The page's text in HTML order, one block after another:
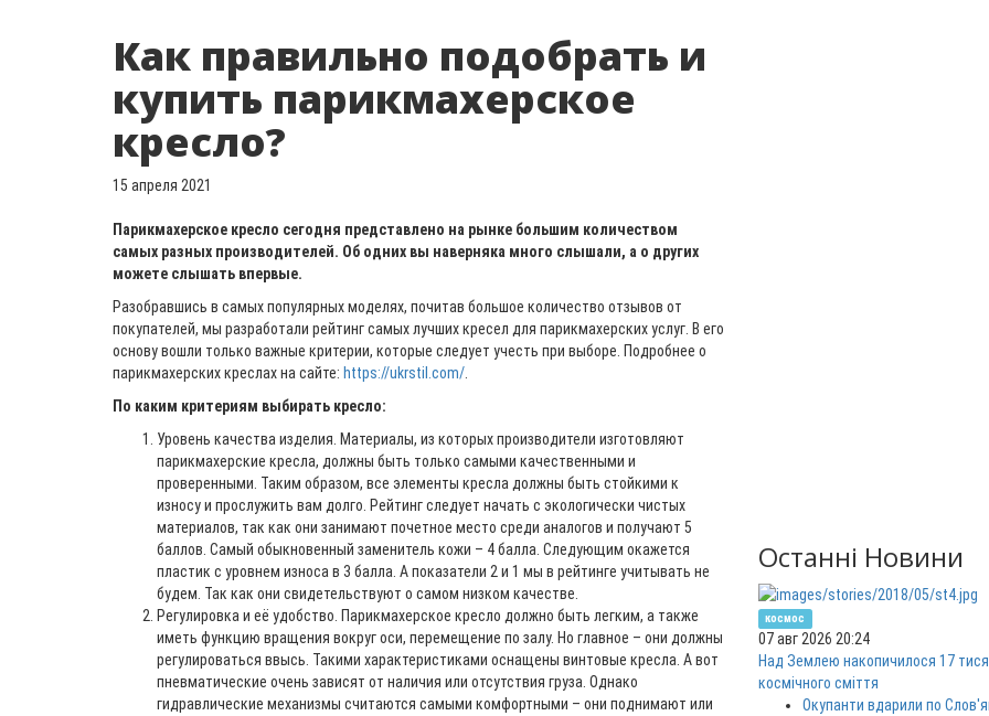
Как правильно подобрать и
купить парикмахерское
кресло?
15 апреля 2021
Парикмахерское кресло сегодня представлено на рынке большим количеством
самых разных производителей. Об одних вы наверняка много слышали, а о других
можете слышать впервые.
Разобравшись в самых популярных моделях, почитав большое количество отзывов от
покупателей, мы разработали рейтинг самых лучших кресел для парикмахерских услуг. В его
основу вошли только важные критерии, которые следует учесть при выборе. Подробнее о
парикмахерских креслах на сайте: https://ukrstil.com/
По каким критериям выбирать кресло:
Уровень качества изделия. Материалы, из которых производители изготовляют
парикмахерские кресла, должны быть только самыми качественными и
проверенными. Таким образом, все элементы кресла должны быть стойкими к
износу и прослужить вам долго. Рейтинг следует начать с экологически чистых
материалов, так как они занимают почетное место среди аналогов и получают 5
баллов. Самый обыкновенный заменитель кожи – 4 балла. Следующим окажется
пластик с уровнем износа в 3 балла. А показатели 2 и 1 мы в рейтинге учитывать не
будем. Так как они свидетельствуют о самом низком качестве.
Регулировка и её удобство. Парикмахерское кресло должно быть легким, а также
иметь функцию вращения вокруг оси, перемещение по залу. Но главное – они должны
регулироваться ввысь. Такими характеристиками оснащены винтовые кресла. А вот
пневматические очень зависят от наличия или отсутствия груза. Однако
гидравлические механизмы считаются самыми комфортными – они поднимают или
Останні Новини
космос
07 авг 2026 20:24
Над Землею накопичилося 17
космічного сміття
Окупанти вдарили по